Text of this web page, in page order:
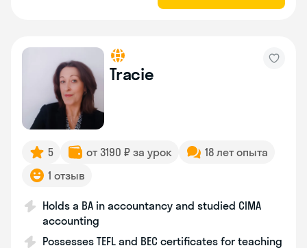
Tracie
5 от 3190 ₽ за урок
18 лет опыта
1 отзыв
Holds a BA in accountancy and studied CIMA
accounting
Possesses TEFL and BEC certificates for teaching